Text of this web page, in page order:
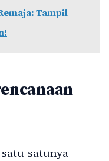
Tampil
satunya